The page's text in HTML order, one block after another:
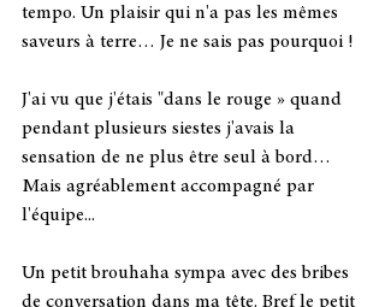
tempo. Un plaisir qui n'a pas les mêmes
saveurs à terre… Je ne sais pas pourquoi !
J'ai vu que j'étais "dans le rouge » quand
pendant plusieurs siestes j'avais la
sensation de ne plus être seul à bord…
Mais agréablement accompagné par
l'équipe...
Un petit brouhaha sympa avec des bribes
de conversation dans ma tête. Bref le petit